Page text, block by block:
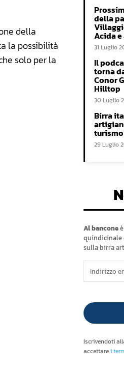
della
la possibilità
solo per la
della
Acida
31 Luglio
Il
torna
Conor
Hilltop
30 Luglio
Birra
29 Luglio
Al bancone
quindicinale
sulla birra
Iscrivendoti
accettarei